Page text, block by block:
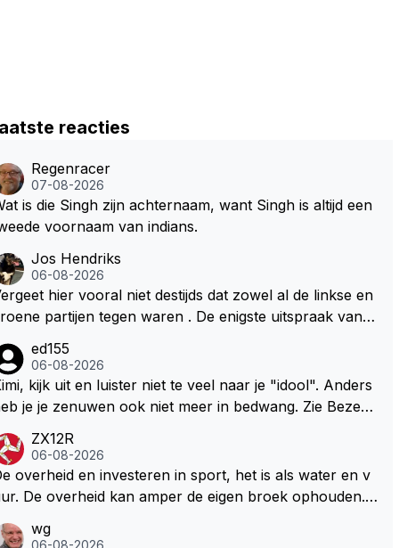
reacties
Regenracer
07-08-2026
is die Singh zijn achternaam, want Singh is altijd een
voornaam van indians.
Jos Hendriks
06-08-2026
hier vooral niet destijds dat zowel al de linkse en
partijen tegen waren . De enigste uitspraak van e
ze hun eigen uitlaat gassen inademen maar niet wet
was dat de F1 motor schoner is dan een normale a
Dus denk echt niet dat deze groene/wollen regering
ed155
06-08-2026
kijk uit en luister niet te veel naar je "idool". Anders
je je zenuwen ook niet meer in bedwang. Zie Bezech
Veel gezelliger
ZX12R
06-08-2026
overheid en investeren in sport, het is als water en v
De overheid kan amper de eigen broek ophouden.
het best vergelijken met de sheriff van Nottinghem
wg
06-08-2026